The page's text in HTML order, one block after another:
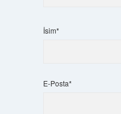
İsim*
E-Posta*